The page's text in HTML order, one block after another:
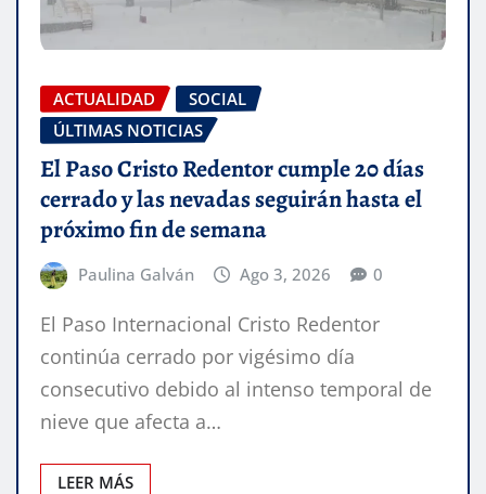
ACTUALIDAD
SOCIAL
ÚLTIMAS NOTICIAS
El Paso Cristo Redentor cumple 20 días
cerrado y las nevadas seguirán hasta el
próximo fin de semana
Paulina Galván Ago 3, 2026 0
El Paso Internacional Cristo Redentor
continúa cerrado por vigésimo día
consecutivo debido al intenso temporal de
nieve que afecta a…
LEER MÁS